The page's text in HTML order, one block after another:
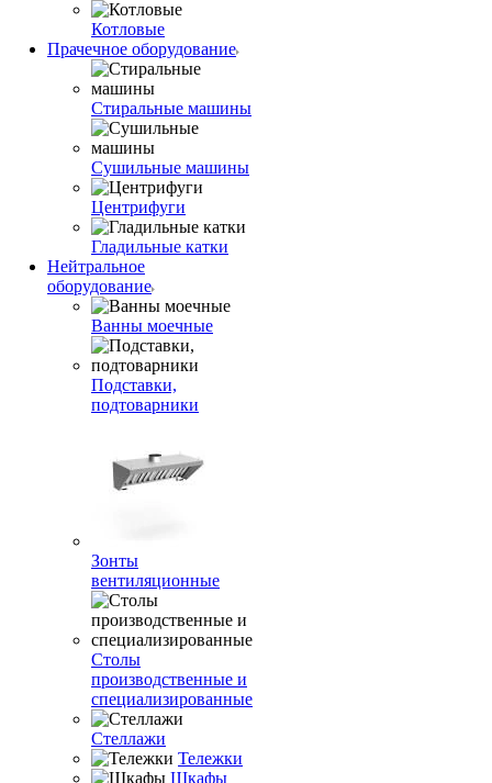
Котловые
Прачечное оборудование
Стиральные машины
Сушильные машины
Центрифуги
Гладильные катки
Нейтральное
оборудование
Ванны моечные
Подставки,
подтоварники
Зонты
вентиляционные
Столы
производственные и
специализированные
Стеллажи
Тележки
Шкафы